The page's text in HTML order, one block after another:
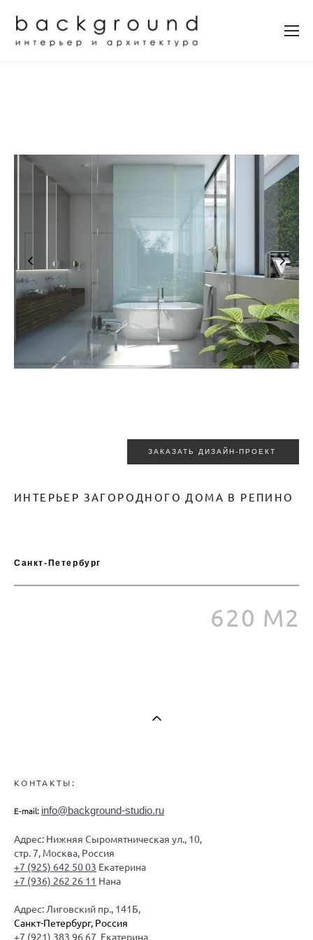
ЗАКАЗАТЬ ДИЗАЙН-ПРОЕКТ
ИНТЕРЬЕР ЗАГОРОДНОГО ДОМА В РЕПИНО
Санкт-Петербург
620 М2
КОНТАКТЫ:
E-mail: info@background-studio.ru
Адрес: Нижняя Сыромятническая ул., 10,
стр. 7, Москва, Россия
+7 (925) 642 50 03 Екатерина
+7 (936) 262 26 11 Нана
Адрес: Лиговский пр., 141Б,
Санкт-Петербург, Россия
+7 (921) 383 96 67 Екатерина